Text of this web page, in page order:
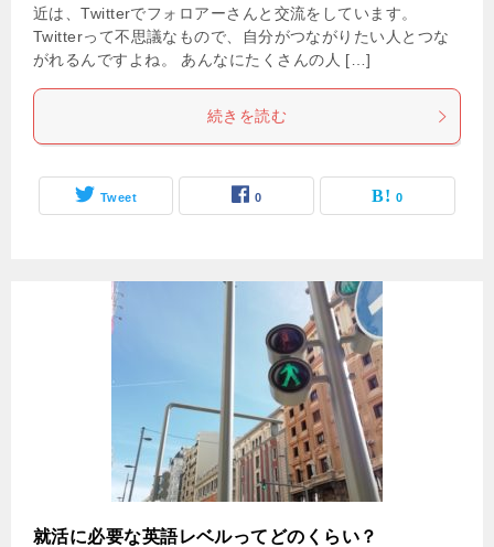
近は、Twitterでフォロアーさんと交流をしています。
Twitterって不思議なもので、自分がつながりたい人とつな
がれるんですよね。 あんなにたくさんの人 […]
続きを読む
Tweet 0 0
就活に必要な英語レベルってどのくらい？